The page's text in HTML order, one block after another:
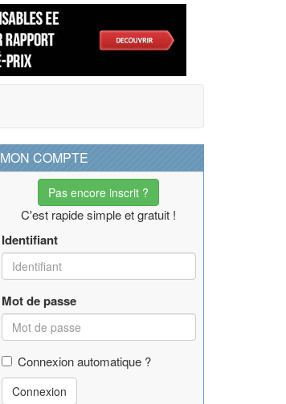
MON COMPTE
Pas encore inscrit ?
C'est rapide simple et gratuit !
Identifiant
Mot de passe
Connexion automatique ?
Connexion